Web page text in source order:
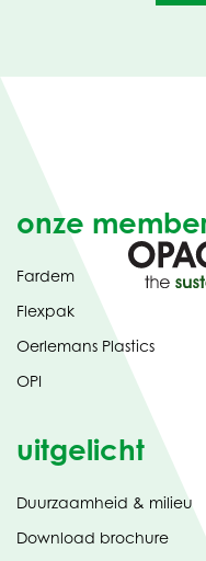
onze
Fardem
Flexpak
Oerlemans Plastics
OPI
uitgelicht
Duurzaamheid & milieu
Download brochure